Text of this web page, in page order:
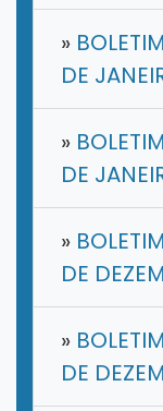
»
DE
»
DE
»
DE
»
DE